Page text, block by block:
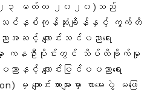
၂၃ မတ်လ ၂၀၂၀)သည်
း၏ စာသင်နှစ်ကုန်ဆုံးချိန်နှင့် ကွက်တိ
ညာအဆင့် ကျောင်းသင်ပညာရေး
မှာ ကနဦးပိုင်းတွင် သိပ်ထိခိုက်မှု
င့် ကျောင်းပြင်ပပညာရေး
ျောင်းသားများမှာ စာမေးပွဲ မဖြေ